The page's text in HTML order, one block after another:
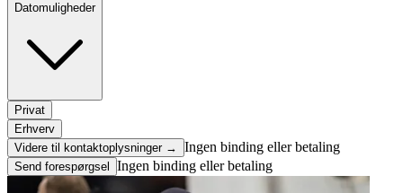
Datomuligheder
Privat
Erhverv
Videre til kontaktoplysninger →
Ingen binding eller betaling
Send forespørgsel Ingen binding eller betaling